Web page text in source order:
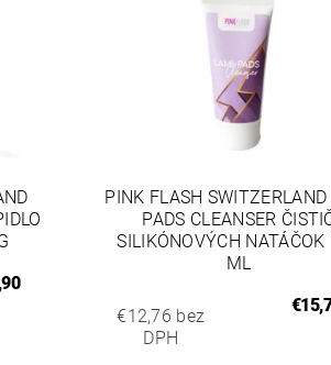
PINK FLASH
PADS CLEANSER
SILIKÓNOVÝCH
ML
€12,76 bez
DPH